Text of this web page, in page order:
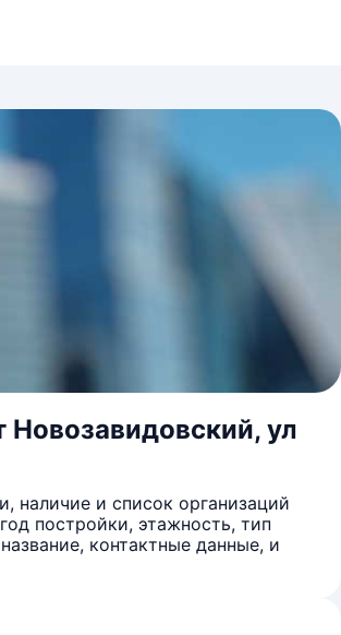
Новозавидовский, ул
наличие и список организаций
постройки, этажность, тип
контактные данные, и